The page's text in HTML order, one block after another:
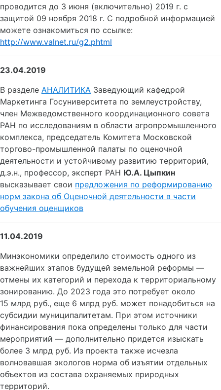
проводится до 3 июня (включительно) 2019 г. с
защитой 09 ноября 2018 г. С подробной информацией
можете ознакомиться по ссылке:
http://www.valnet.ru/g2.phtml
23.04.2019
В разделе АНАЛИТИКА Заведующий кафедрой
Маркетинга Госуниверситета по землеустройству,
член Межведомственного координационного совета
РАН по исследованиям в области агропромышленного
комплекса, председатель Комитета Московской
торгово-промышленной палаты по оценочной
деятельности и устойчивому развитию территорий,
д.э.н., профессор, эксперт РАН Ю.А. Цыпкин
высказывает свои предложения по реформированию
норм закона об Оценочной деятельности в части
обучения оценщиков
11.04.2019
Минэкономики определило стоимость одного из
важнейших этапов будущей земельной реформы —
отмены их категорий и перехода к территориальному
зонированию. До 2023 года это потребует около
15 млрд руб., еще 6 млрд руб. может понадобиться на
субсидии муниципалитетам. При этом источники
финансирования пока определены только для части
мероприятий — дополнительно придется изыскать
более 3 млрд руб. Из проекта также исчезла
волновавшая экологов норма об изъятии отдельных
объектов из состава охраняемых природных
территорий.